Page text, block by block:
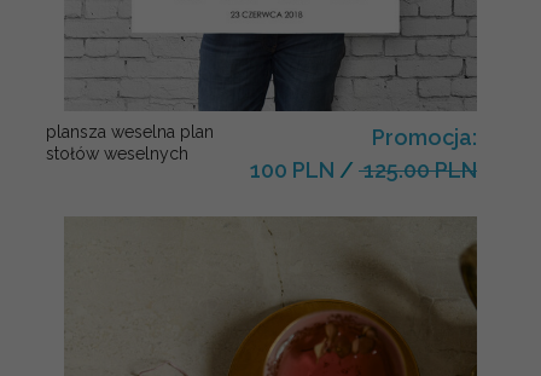
plansza weselna plan
stołów weselnych
Promocja:
100 PLN / 125.00 PLN